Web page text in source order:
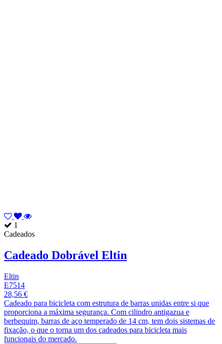
1
Cadeados
Cadeado Dobrável Eltin
Eltin
E7514
28,56 €
Cadeado para bicicleta com estrutura de barras unidas entre si que
proporciona a máxima segurança. Com cilindro antigazua e
berbequim, barras de aço temperado de 14 cm, tem dois sistemas de
fixação, o que o torna um dos cadeados para bicicleta mais
funcionais do mercado.